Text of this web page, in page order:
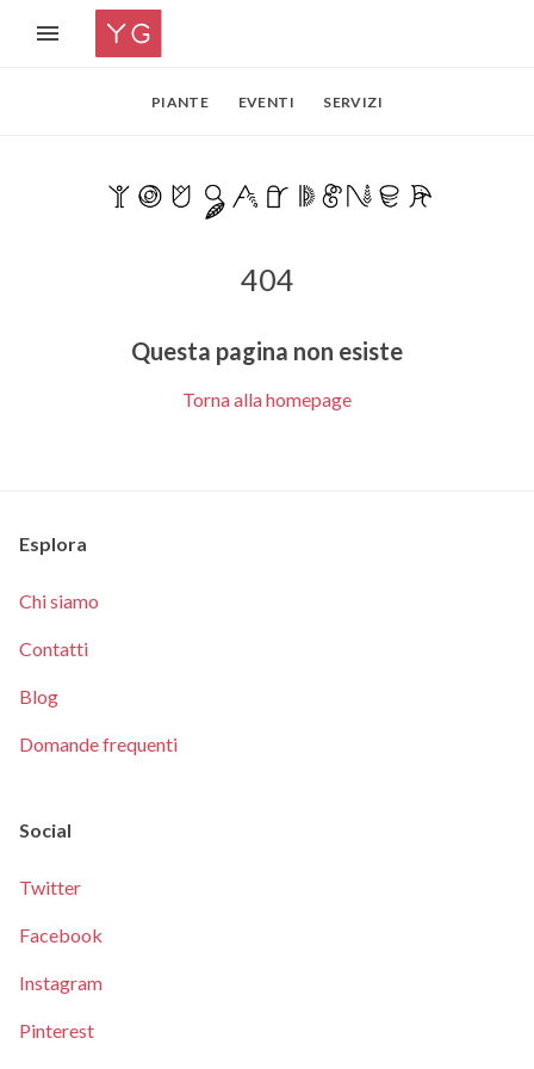
PIANTE EVENTI SERVIZI
404
Questa pagina non esiste
Torna alla homepage
Esplora
Chi siamo
Contatti
Blog
Domande frequenti
Social
Twitter
Facebook
Instagram
Pinterest